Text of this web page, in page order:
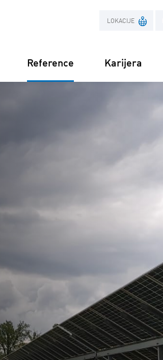
LOKACIJE
Finska
Reference Karijera